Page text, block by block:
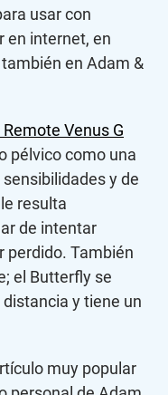
usar con
en internet, en
en Adam &
Venus G
pélvico como una
y de
resulta
de intentar
perdido. También
el Butterfly se
y tiene un
muy popular